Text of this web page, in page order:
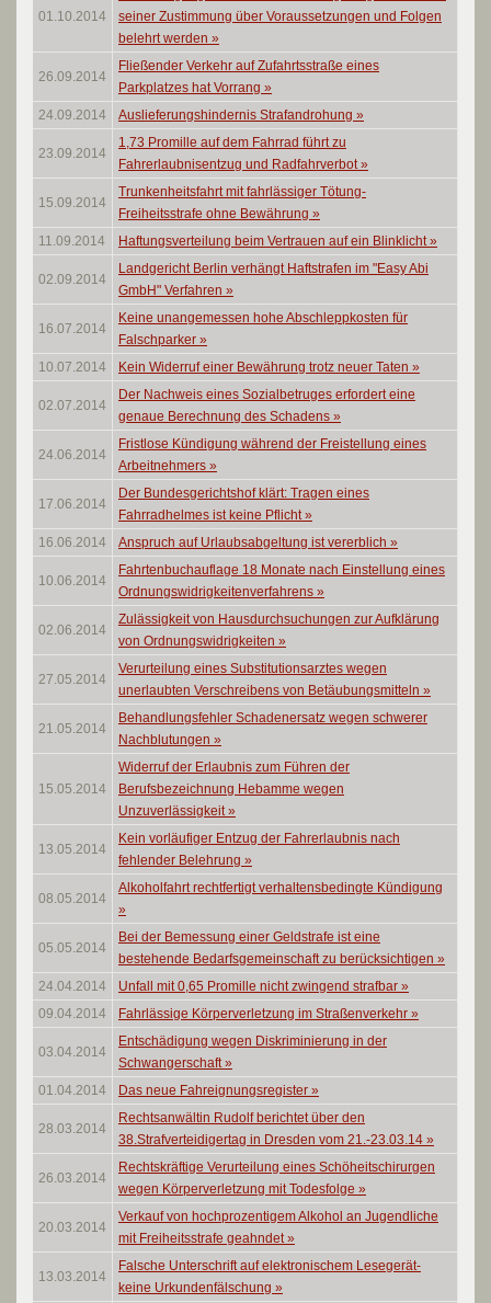
01.10.2014
seiner Zustimmung über Voraussetzungen und Folgen
belehrt werden »
26.09.2014
Fließender Verkehr auf Zufahrtsstraße eines
Parkplatzes hat Vorrang »
24.09.2014
Auslieferungshindernis Strafandrohung »
23.09.2014
1,73 Promille auf dem Fahrrad führt zu
Fahrerlaubnisentzug und Radfahrverbot»
15.09.2014
Trunkenheitsfahrt mit fahrlässiger Tötung-
Freiheitsstrafe ohne Bewährung »
11.09.2014
Haftungsverteilung beim Vertrauen auf ein Blinklicht»
02.09.2014
Landgericht Berlin verhängt Haftstrafen im "Easy Abi
GmbH" Verfahren »
16.07.2014
Keine unangemessen hohe Abschleppkosten für
Falschparker »
10.07.2014
Kein Widerruf einer Bewährung trotz neuer Taten »
02.07.2014
Der Nachweis eines Sozialbetruges erfordert eine
genaue Berechnung des Schadens »
24.06.2014
Fristlose Kündigung während der Freistellung eines
Arbeitnehmers »
17.06.2014
Der Bundesgerichtshof klärt: Tragen eines
Fahrradhelmes ist keine Pflicht»
16.06.2014
Anspruch auf Urlaubsabgeltung ist vererblich »
10.06.2014
Fahrtenbuchauflage 18 Monate nach Einstellung eines
Ordnungswidrigkeitenverfahrens »
02.06.2014
Zulässigkeit von Hausdurchsuchungen zur Aufklärung
von Ordnungswidrigkeiten »
27.05.2014
Verurteilung eines Substitutionsarztes wegen
unerlaubten Verschreibens von Betäubungsmitteln »
21.05.2014
Behandlungsfehler Schadenersatz wegen schwerer
Nachblutungen »
15.05.2014
Widerruf der Erlaubnis zum Führen der
Berufsbezeichnung Hebamme wegen
Unzuverlässigkeit»
13.05.2014
Kein vorläufiger Entzug der Fahrerlaubnis nach
fehlender Belehrung »
08.05.2014
Alkoholfahrt rechtfertigt verhaltensbedingte Kündigung
»
05.05.2014
Bei der Bemessung einer Geldstrafe ist eine
bestehende Bedarfsgemeinschaft zu berücksichtigen »
24.04.2014
Unfall mit 0,65 Promille nicht zwingend strafbar »
09.04.2014
Fahrlässige Körperverletzung im Straßenverkehr »
03.04.2014
Entschädigung wegen Diskriminierung in der
Schwangerschaft»
01.04.2014
Das neue Fahreignungsregister »
28.03.2014
Rechtsanwältin Rudolf berichtet über den
38.Strafverteidigertag in Dresden vom 21.-23.03.14 »
26.03.2014
Rechtskräftige Verurteilung eines Schöheitschirurgen
wegen Körperverletzung mit Todesfolge »
20.03.2014
Verkauf von hochprozentigem Alkohol an Jugendliche
mit Freiheitsstrafe geahndet»
13.03.2014
Falsche Unterschrift auf elektronischem Lesegerät-
keine Urkundenfälschung »